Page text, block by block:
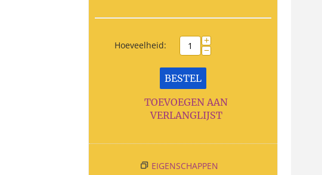
Hoeveelheid: +
−
BESTEL
TOEVOEGEN AAN
VERLANGLIJST
EIGENSCHAPPEN